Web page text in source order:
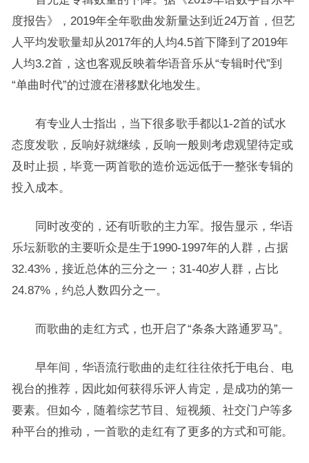
度报告》，2019年全年歌曲发新量达到近24万首，但艺
人平均发歌量却从2017年的人均4.5首下降到了2019年
人均3.2首，这也客观反映着华语音乐从“专辑时代”到
“单曲时代”的过渡在潜移默化地发生。
有专业人士指出，当下很多歌手都以1-2首的试水
态度发歌，反响好就继续，反响一般则考虑观望待定或
及时止损，毕竟一两首歌的造价远远低于一整张专辑的
投入成本。
同时改变的，还有听歌的主力军。报告显示，华语
乐坛新歌的主要听众是生于1990-1997年的人群，占据
32.43%，接近总体的三分之一；31-40岁人群，占比
24.87%，约总人数四分之一。
而歌曲的走红方式，也开启了“条条大路通罗马”。
早年间，华语流行歌曲的走红往往依托于电台、电
视台的推荐，因此如何获得乐评人肯定，是成功的第一
要素。但如今，随着综艺节目、短视频、社交门户等多
种平台的推动，一首歌的走红有了更多的方式和可能。